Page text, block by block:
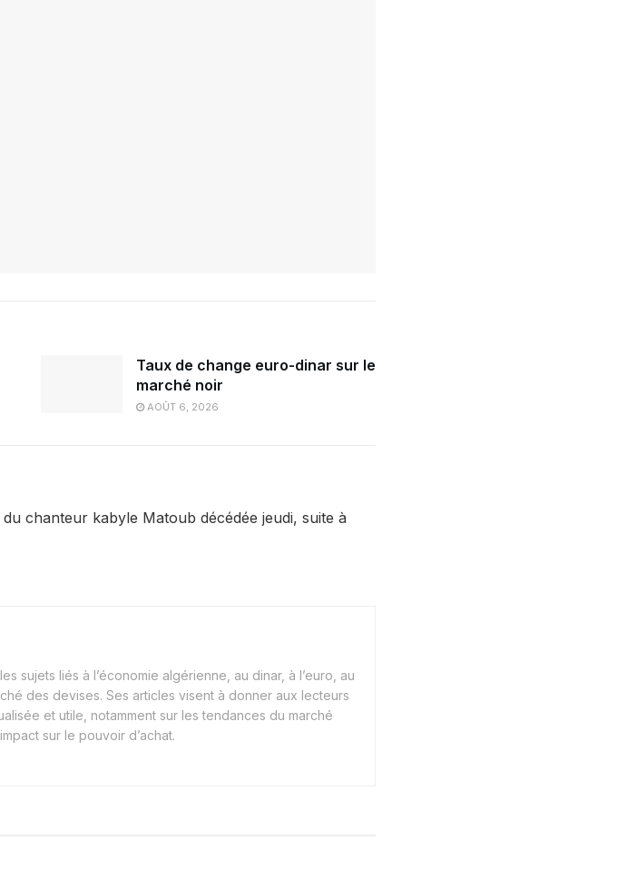
Taux de change euro-dinar sur le
marché noir
AOÛT 6, 2026
chanteur kabyle Matoub décédée jeudi, suite à
sujets liés à l’économie algérienne, au dinar, à l’euro, au
des devises. Ses articles visent à donner aux lecteurs
et utile, notamment sur les tendances du marché
sur le pouvoir d’achat.